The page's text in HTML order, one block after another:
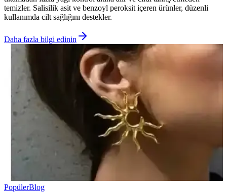
temizler. Salisilik asit ve benzoyl peroksit içeren ürünler, düzenli
kullanımda cilt sağlığını destekler.
Daha fazla bilgi edinin
PopülerBlog